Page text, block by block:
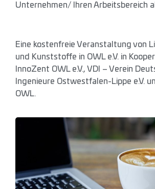
Unternehmen/ Ihren Arbeitsbereich
Eine kostenfreie Veranstaltung von
und Kunststoffe in OWL e.V. in
InnoZent OWL e.V., VDI – Verein
Ingenieure Ostwestfalen-Lippe e.V.
OWL.